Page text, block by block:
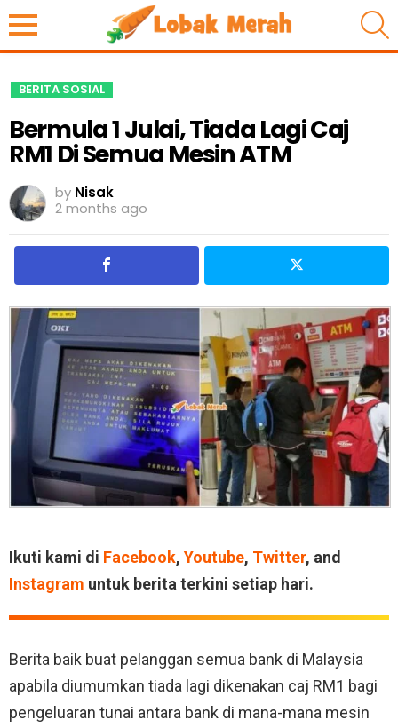
BERITA SOSIAL
Bermula 1 Julai, Tiada Lagi Caj
RM1 Di Semua Mesin ATM
by Nisak
2 months ago
Ikuti kami di Facebook, Youtube, Twitter, and
Instagram untuk berita terkini setiap hari.
Berita baik buat pelanggan semua bank di Malaysia
apabila diumumkan tiada lagi dikenakan caj RM1 bagi
pengeluaran tunai antara bank di mana-mana mesin